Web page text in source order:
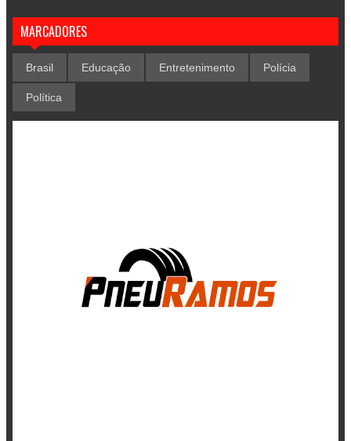
MARCADORES
Brasil Educação Entretenimento Polícia
Política